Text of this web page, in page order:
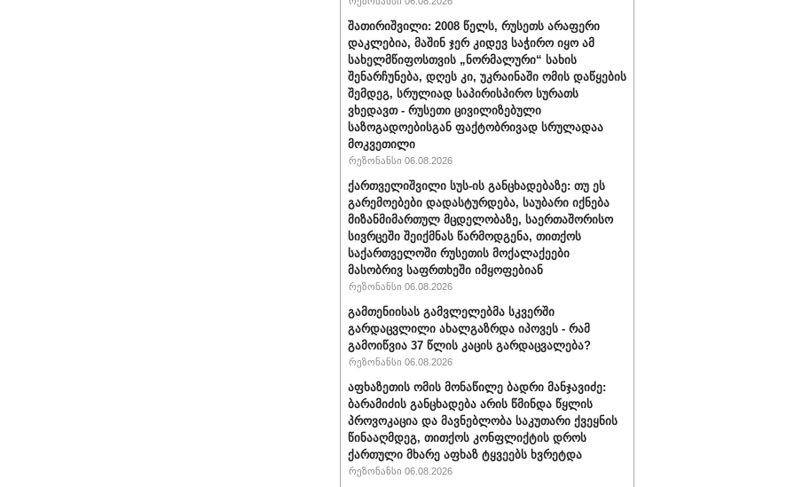
შათირიშვილი: 2008 წელს, რუსეთს არაფერი
დაკლებია, მაშინ ჯერ კიდევ საჭირო იყო ამ
სახელმწიფოსთვის „ნორმალური“ სახის
შენარჩუნება, დღეს კი, უკრაინაში ომის დაწყების
შემდეგ, სრულიად საპირისპირო სურათს
ვხედავთ - რუსეთი ცივილიზებული
საზოგადოებისგან ფაქტობრივად სრულადაა
მოკვეთილი
რეზონანსი 06.08.2026
ქართველიშვილი სუს-ის განცხადებაზე: თუ ეს
გარემოებები დადასტურდება, საუბარი იქნება
მიზანმიმართულ მცდელობაზე, საერთაშორისო
სივრცეში შეიქმნას წარმოდგენა, თითქოს
საქართველოში რუსეთის მოქალაქეები
მასობრივ საფრთხეში იმყოფებიან
რეზონანსი 06.08.2026
გამთენიისას გამვლელებმა სკვერში
გარდაცვლილი ახალგაზრდა იპოვეს - რამ
გამოიწვია 37 წლის კაცის გარდაცვალება?
რეზონანსი 06.08.2026
აფხაზეთის ომის მონაწილე ბადრი მანჯავიძე:
ბარამიძის განცხადება არის წმინდა წყლის
პროვოკაცია და მავნებლობა საკუთარი ქვეყნის
წინააღმდეგ, თითქოს კონფლიქტის დროს
ქართული მხარე აფხაზ ტყვეებს ხვრეტდა
რეზონანსი 06.08.2026